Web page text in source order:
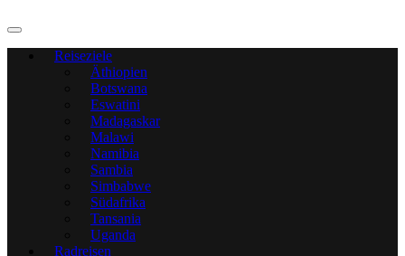
Reiseziele
Äthiopien
Botswana
Eswatini
Madagaskar
Malawi
Namibia
Sambia
Simbabwe
Südafrika
Tansania
Uganda
Radreisen